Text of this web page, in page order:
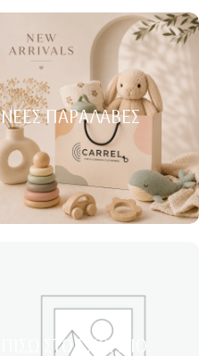
ΝΈΕΣ ΠΑΡΑΛΑΒΈΣ
ΠΊΣΩ ΣΤΟ ΣΧΟΛΕΊΟ